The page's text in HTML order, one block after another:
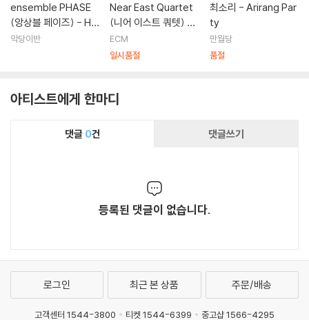
ensemble PHASE
(앙상블 페이즈) - HE
ARKENER I
악당이반
Near East Quartet
(니어 이스트 쿼텟) -
Near East Quartet
ECM
일시품절
최소리 - Arirang Par
ty
만월당
품절
아티스트에게 한마디
댓글 0건 댓글쓰기
등록된 댓글이 없습니다.
로그인 최근 본 상품 주문/배송
고객센터 1544-3800 티켓 1544-6399 중고샵 1566-4295